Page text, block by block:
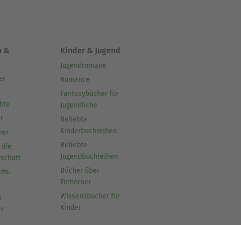
&
die
Kinder & Jugend
Jugendromane
Romance
Fantasybücher für
Jugendliche
Beliebte
Kinderbuchreihen
Beliebte
Jugendbuchreihen
Bücher über
Einhörner
Wissensbücher für
Kinder